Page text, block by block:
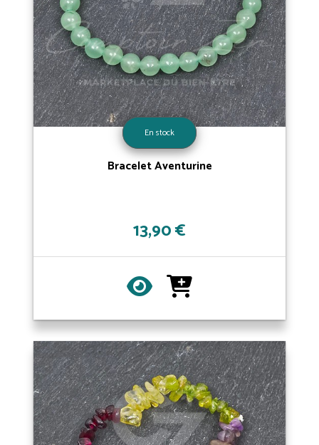
En stock
Bracelet Aventurine
13,90 €